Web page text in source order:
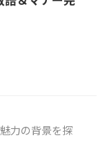
力の背景を探